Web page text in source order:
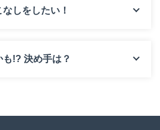
しをしたい！
!? 決め手は？